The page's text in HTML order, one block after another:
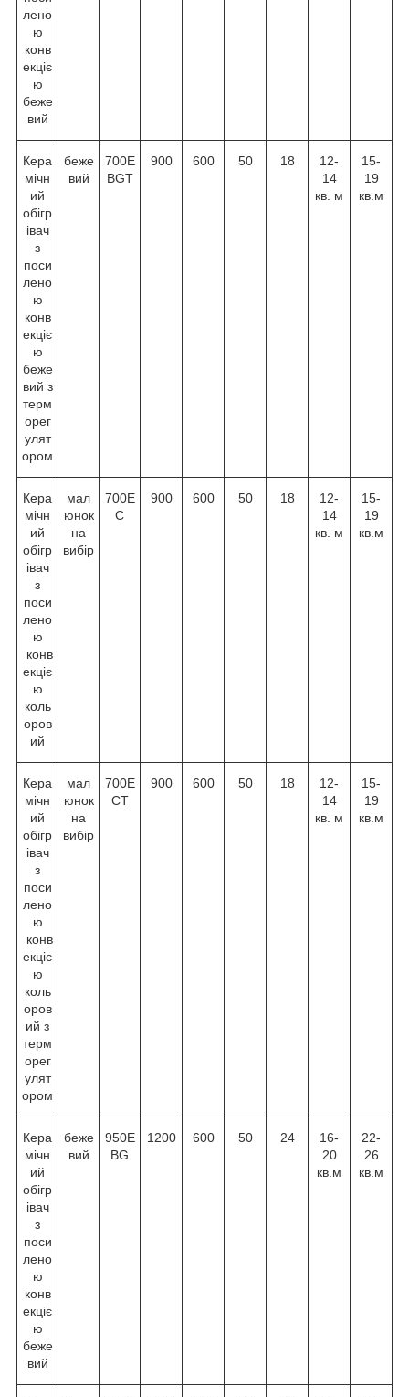
лено
ю
конв
екціє
ю
беже
вий
Кера
мічн
ий
обігр
івач
з
поси
лено
ю
конв
екціє
ю
беже
вий з
терм
орег
улят
ором
беже
вий
700E
BGT
900 600 50 18
12-
14
кв. м
15-
19
кв.м
Кера
мічн
ий
обігр
івач
з
поси
лено
ю
конв
екціє
ю
коль
оров
ий
мал
юнок
на
вибір
700E
C
900 600 50 18
12-
14
кв. м
15-
19
кв.м
Кера
мічн
ий
обігр
івач
з
поси
лено
ю
конв
екціє
ю
коль
оров
ий з
терм
орег
улят
ором
мал
юнок
на
вибір
700E
CT
900 600 50 18
12-
14
кв. м
15-
19
кв.м
Кера
мічн
ий
обігр
івач
з
поси
лено
ю
конв
екціє
ю
беже
вий
беже
вий
950E
BG
1200 600 50 24
16-
20
кв.м
22-
26
кв.м